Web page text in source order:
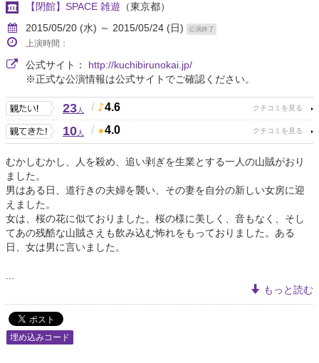
【閉館】SPACE 雑遊 （東京都）
2015/05/20 (水) ～ 2015/05/24 (日)
公演終了
上演時間：
公式サイト： http://kuchibirunokai.jp/
※正式な公演情報は公式サイトでご確認ください。
23人 / 4.6
10人 / 4.0
むかしむかし、人を殺め、追い剥ぎを生業とする一人の山賊がおり
ました。
男はある日、道行きの夫婦を襲い、その妻を自分の新しい女房に迎
えました。
女は、桜の花に似ておりました。桜の様に美しく、音もなく、そし
てあの残酷な山賊さえも飲み込む怖れをもっておりました。ある
日、女は男に言いました。
もっと読む
埋め込みコード